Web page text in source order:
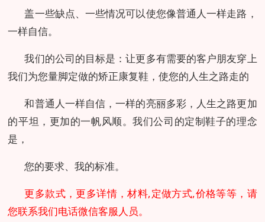
盖一些缺点、一些情况可以使您像普通人一样走路，
一样自信。
我们的公司的目标是：让更多有需要的客户朋友穿上
我们为您量脚定做的矫正康复鞋，使您的人生之路走的
和普通人一样自信，一样的亮丽多彩，人生之路更加
的平坦，更加的一帆风顺。我们公司的定制鞋子的理念
是，
您的要求、我的标准。
更多款式，更多详情，材料,定做方式,价格等等，请
您联系我们电话微信客服人员。